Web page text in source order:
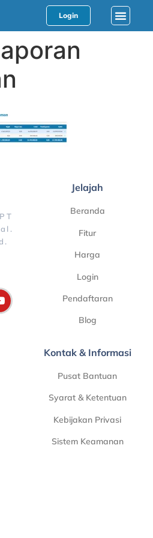
Login
Jelajah
Beranda
Fitur
Harga
Login
Pendaftaran
Blog
Kontak & Informasi
Pusat Bantuan
Syarat & Ketentuan
Kebijakan Privasi
Sistem Keamanan